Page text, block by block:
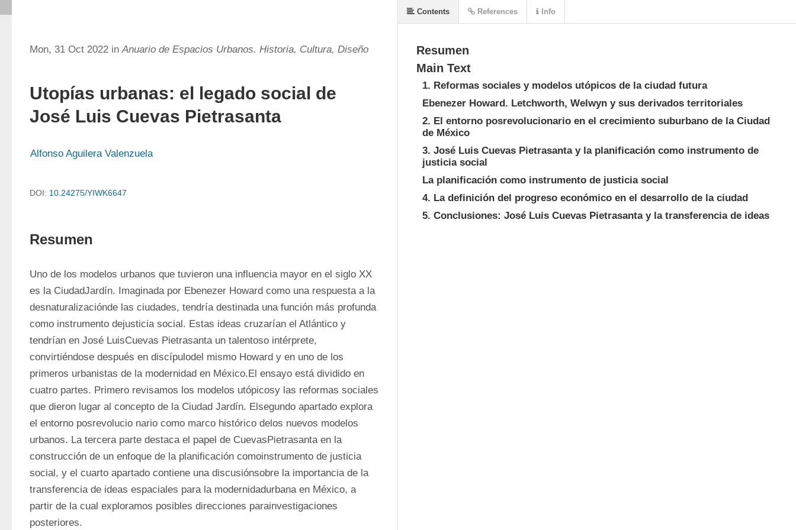
Mon, 31 Oct 2022 inAnuario de Espacios Urbanos. Historia, Cultura, Diseño
Utopías urbanas: el legado social de
José Luis Cuevas Pietrasanta
Alfonso Aguilera Valenzuela
DOI: 10.24275/YIWK6647
Resumen
Uno de los modelos urbanos que tuvieron una influencia mayor en el siglo XX
es la CiudadJardín. Imaginada por Ebenezer Howard como una respuesta a la
desnaturalizaciónde las ciudades, tendría destinada una función más profunda
como instrumento dejusticia social. Estas ideas cruzarían el Atlántico y
tendrían en José LuisCuevas Pietrasanta un talentoso intérprete,
convirtiéndose después en discípulodel mismo Howard y en uno de los
primeros urbanistas de la modernidad en México.El ensayo está dividido en
cuatro partes. Primero revisamos los modelos utópicosy las reformas sociales
que dieron lugar al concepto de la Ciudad Jardín. Elsegundo apartado explora
el entorno posrevolucio nario como marco histórico delos nuevos modelos
urbanos. La tercera parte destaca el papel de CuevasPietrasanta en la
construcción de un enfoque de la planificación comoinstrumento de justicia
social, y el cuarto apartado contiene una discusiónsobre la importancia de la
transferencia de ideas espaciales para la modernidadurbana en México, a
partir de la cual exploramos posibles direcciones parainvestigaciones
posteriores.
Resumen
Main Text
1. Reformas sociales y modelos utópicos de la ciudad futura
Ebenezer Howard. Letchworth, Welwyn y sus derivados territoriales
2. El entorno posrevolucionario en el crecimiento suburbano de la Ciudad
de México
3. José Luis Cuevas Pietrasanta y la planificación como instrumento de
justicia social
La planificación como instrumento de justicia social
4. La definición del progreso económico en el desarrollo de la ciudad
5. Conclusiones: José Luis Cuevas Pietrasanta y la transferencia de ideas
Contents References Info